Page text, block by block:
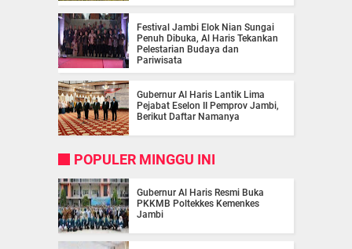
Festival Jambi Elok Nian Sungai
Penuh Dibuka, Al Haris Tekankan
Pelestarian Budaya dan
Pariwisata
Gubernur Al Haris Lantik Lima
Pejabat Eselon II Pemprov Jambi,
Berikut Daftar Namanya
POPULER MINGGU INI
Gubernur Al Haris Resmi Buka
PKKMB Poltekkes Kemenkes
Jambi